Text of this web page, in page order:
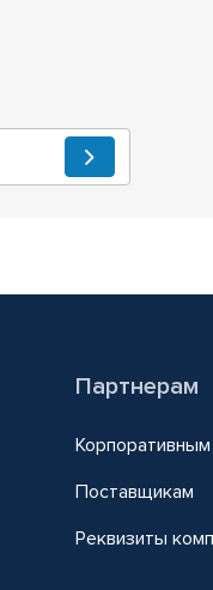
Партнерам
Поставщикам
Реквизиты